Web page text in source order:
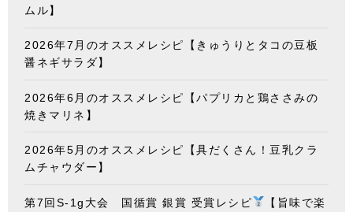
ムル】
2026年7月のオススメレシピ【きゅうりとタコの豆板
醤ネギサラダ】
2026年6月のオススメレシピ【パプリカと鶏ささみの
焼きマリネ】
2026年5月のオススメレシピ【具だくさん！豆乳クラ
ムチャウダー】
第7回S-1g大会 国循賞 銀賞 受賞レシピ
【旨味で楽